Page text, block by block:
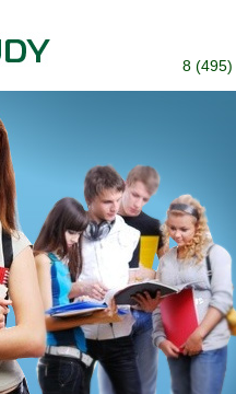
8 (495)